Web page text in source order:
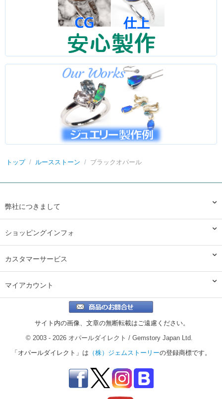
トップ / ルースストーン / ブラックオパール
弊社につきまして
ショッピングインフォ
カスタマーサービス
マイアカウント
サイト内の画像、文章の無断転載はご遠慮ください。
© 2003 - 2026 オパールダイレクト / Gemstory Japan Ltd.
「オパールダイレクト」は （株）ジェムストーリーの登録商標です。